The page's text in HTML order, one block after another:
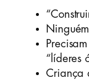
“líderes
Criança